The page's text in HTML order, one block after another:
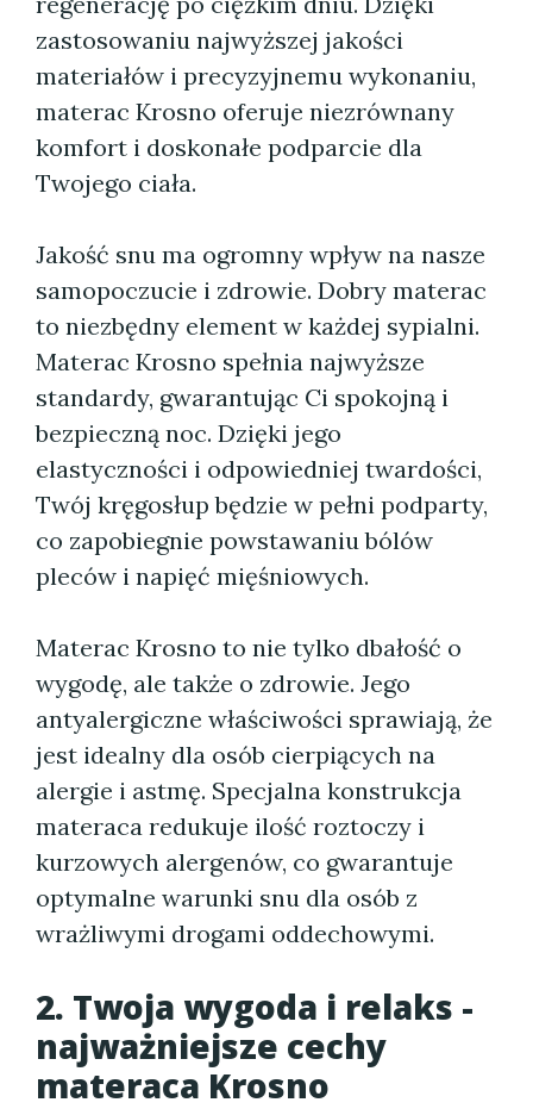
zastosowaniu najwyższej jakości
materiałów i precyzyjnemu wykonaniu,
materac Krosno oferuje niezrównany
komfort i doskonałe podparcie dla
Twojego ciała.
Jakość snu ma ogromny wpływ na nasze
samopoczucie i zdrowie. Dobry materac
to niezbędny element w każdej sypialni.
Materac Krosno spełnia najwyższe
standardy, gwarantując Ci spokojną i
bezpieczną noc. Dzięki jego
elastyczności i odpowiedniej twardości,
Twój kręgosłup będzie w pełni podparty,
co zapobiegnie powstawaniu bólów
pleców i napięć mięśniowych.
Materac Krosno to nie tylko dbałość o
wygodę, ale także o zdrowie. Jego
antyalergiczne właściwości sprawiają, że
jest idealny dla osób cierpiących na
alergie i astmę. Specjalna konstrukcja
materaca redukuje ilość roztoczy i
kurzowych alergenów, co gwarantuje
optymalne warunki snu dla osób z
wrażliwymi drogami oddechowymi.
2. Twoja wygoda i relaks -
najważniejsze cechy
materaca Krosno